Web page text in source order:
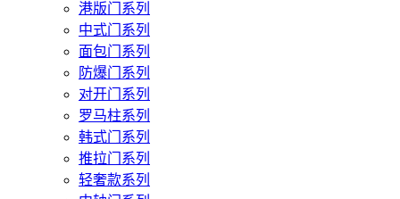
港版门系列
中式门系列
面包门系列
防爆门系列
对开门系列
罗马柱系列
韩式门系列
推拉门系列
轻奢款系列